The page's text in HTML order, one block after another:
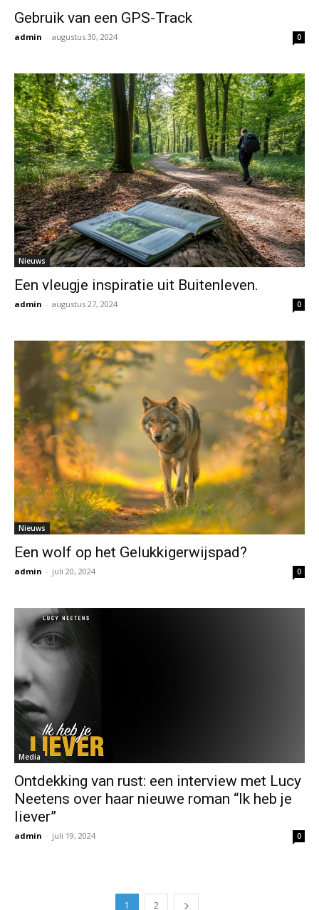
Gebruik van een GPS-Track
admin - augustus 30, 2024 0
Nieuws
Een vleugje inspiratie uit Buitenleven.
admin - augustus 27, 2024 0
Nieuws
Een wolf op het Gelukkigerwijspad?
admin - juli 20, 2024 0
Media
Ontdekking van rust: een interview met Lucy
Neetens over haar nieuwe roman “Ik heb je
liever”
admin - juli 19, 2024 0
1 2